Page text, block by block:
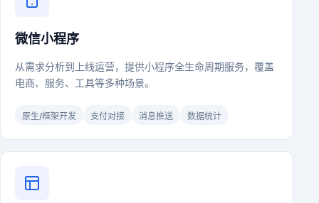
微信小程序
从需求分析到上线运营，提供小程序全生命周期服务，覆盖
电商、服务、工具等多种场景。
原生/框架开发 支付对接 消息推送 数据统计